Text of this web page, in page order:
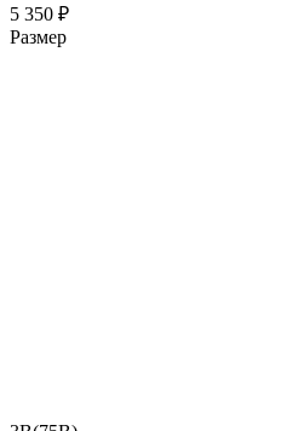
5 350 ₽
Размер